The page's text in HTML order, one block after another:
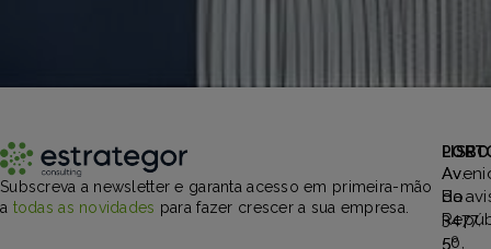
Subscreva a newsletter e garanta acesso em primeira-mão
a todas as novidades para fazer crescer a sua empresa.
3477,
5º
Av.
da
50,